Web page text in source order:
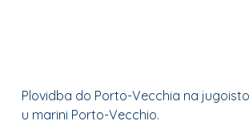
Plovidba do Porto-Vecchia na
u marini Porto-Vecchio.